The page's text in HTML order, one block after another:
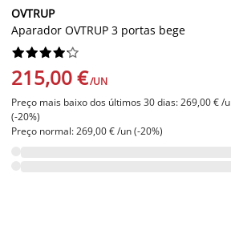
OVTRUP
Aparador OVTRUP 3 portas bege






215,00 €/UN
Preço mais baixo dos últimos 30 dias: 269,00 € /
(-20%)
Preço normal: 269,00 € /un (-20%)